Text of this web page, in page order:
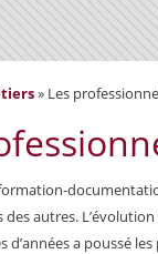
» Les
autres.
d’années a poussé